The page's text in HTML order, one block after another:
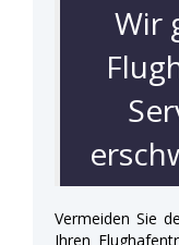
Wir
Vermeiden Sie
Ihren